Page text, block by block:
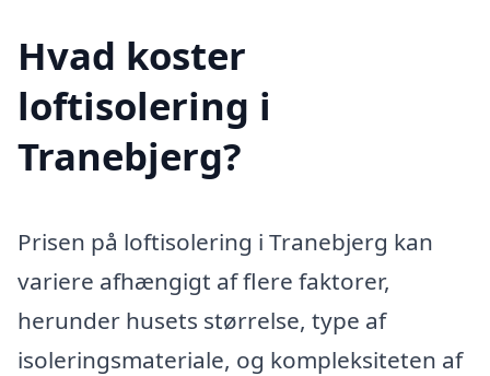
Hvad koster
loftisolering i
Tranebjerg?
Prisen på loftisolering i Tranebjerg kan
variere afhængigt af flere faktorer,
herunder husets størrelse, type af
isoleringsmateriale, og kompleksiteten af